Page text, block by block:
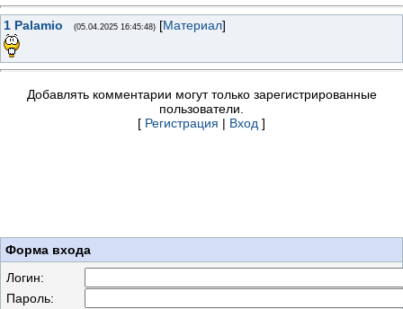
1 Palamio (05.04.2025 16:45:48) [Материал]
Добавлять комментарии могут только зарегистрированные
пользователи.
[ Регистрация | Вход ]
Форма входа
Логин:
Пароль: